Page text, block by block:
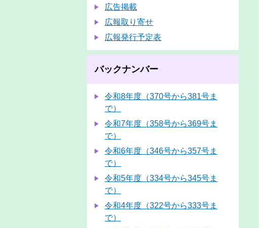
広告掲載
広報取り寄せ
広報発行予定表
バックナンバー
令和8年度（370号から381号ま
で）
令和7年度（358号から369号ま
で）
令和6年度（346号から357号ま
で）
令和5年度（334号から345号ま
で）
令和4年度（322号から333号ま
で）